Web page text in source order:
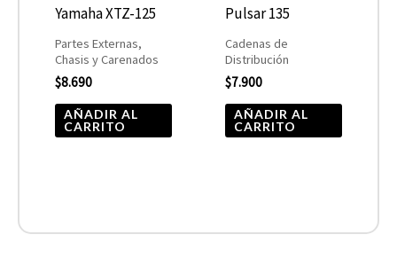
Yamaha XTZ-125
Partes Externas,
Chasis y Carenados
$8.690
AÑADIR AL
CARRITO
Pulsar 135
Cadenas de
Distribución
$7.900
AÑADIR AL
CARRITO